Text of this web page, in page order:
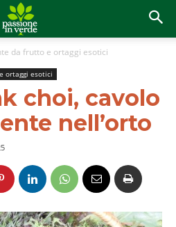
da frutto e ortaggi esotici
ortaggi esotici
choi, cavolo
nell’orto